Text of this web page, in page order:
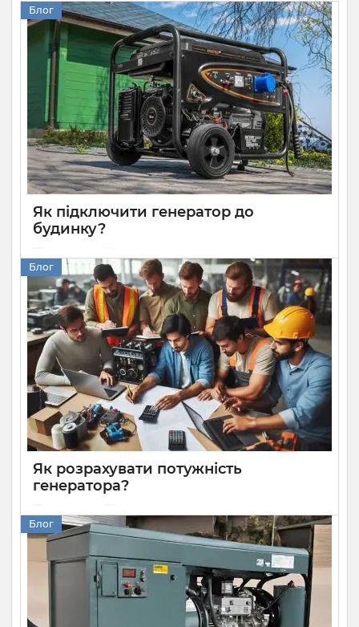
Блог
Як підключити генератор до
будинку?
Кращий спосіб захисту приватного будинку від тривалих
блекаутів — встановити генератор. Він має більшу
потужність за акумуляторні батареї та здатен довше
працювати без перебоїв при високому навантаженні. Але
вам необхідно знати, як правильно його встановити та
під’єднати до споживачів. Розбираємося, як підключити
генератор до будинку.
Блог
Як розрахувати потужність
генератора?
Розрахунок потужності генератора — дуже важлива й
доволі складна задача. Надто потужна модель буде
дорогою як при купівлі, так і в експлуатації, а надто
слабка не зможе забезпечити стабільну роботу техніки.
Розповідаємо, як правильно вибирати генератор за
потужністю, щоб використовувати все необхідне
обладнання та не переплачувати.
Блог